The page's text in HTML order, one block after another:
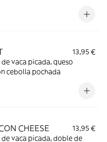
13,95 €
vaca picada, queso
cebolla pochada
CHEESE
13,95 €
vaca picada, doble de